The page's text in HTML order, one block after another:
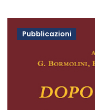
Pubblicazioni